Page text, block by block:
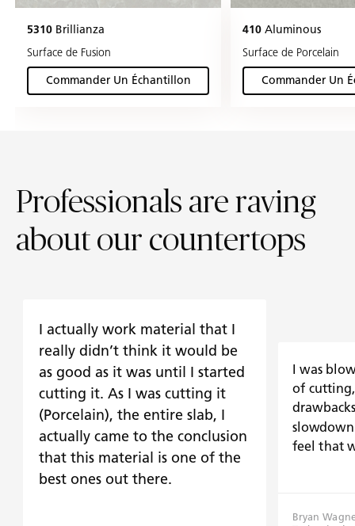
5310 Brillianza
Surface de Fusion
Commander Un Échantillon
(Brillianza)
410 Aluminous
Surface de Porcelain
Commander Un
Professionals are raving
about our countertops
I actually work material that I
really didn’t think it would be
as good as it was until I started
cutting it. As I was cutting it
(Porcelain), the entire slab, I
actually came to the conclusion
that this material is one of the
best ones out there.
I was
of
feel that
Bryan